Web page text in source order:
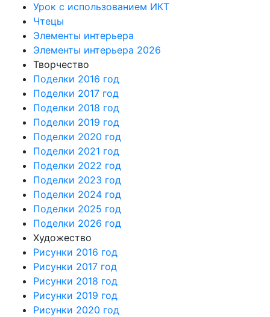
Урок с использованием ИКТ
Чтецы
Элементы интерьера
Элементы интерьера 2026
Творчество
Поделки 2016 год
Поделки 2017 год
Поделки 2018 год
Поделки 2019 год
Поделки 2020 год
Поделки 2021 год
Поделки 2022 год
Поделки 2023 год
Поделки 2024 год
Поделки 2025 год
Поделки 2026 год
Художество
Рисунки 2016 год
Рисунки 2017 год
Рисунки 2018 год
Рисунки 2019 год
Рисунки 2020 год